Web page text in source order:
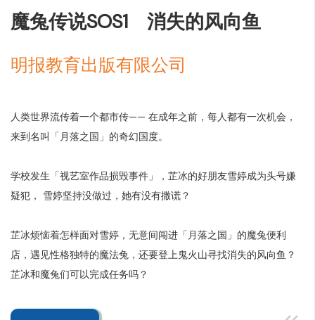
魔兔传说SOS1 消失的风向鱼
明报教育出版有限公司
人类世界流传着一个都市传—— 在成年之前，每人都有一次机会，
来到名叫「月落之国」的奇幻国度。
学校发生「视艺室作品损毁事件」，芷冰的好朋友雪婷成为头号嫌
疑犯， 雪婷坚持没做过，她有没有撒谎？
芷冰烦恼着怎样面对雪婷，无意间闯进「月落之国」的魔兔便利
店，遇见性格独特的魔法兔，还要登上鬼火山寻找消失的风向鱼？
芷冰和魔兔们可以完成任务吗？